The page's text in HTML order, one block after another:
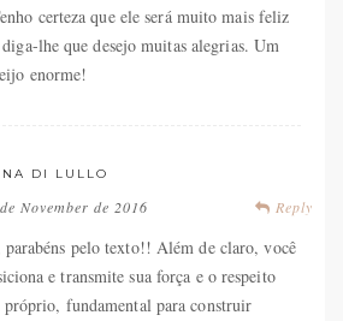
certeza que ele será muito mais feliz
lhe que desejo muitas alegrias. Um
enorme!
DI LULLO
Reply
November de 2016
parabéns pelo texto!! Além de claro, você
e transmite sua força e o respeito
fundamental para construir